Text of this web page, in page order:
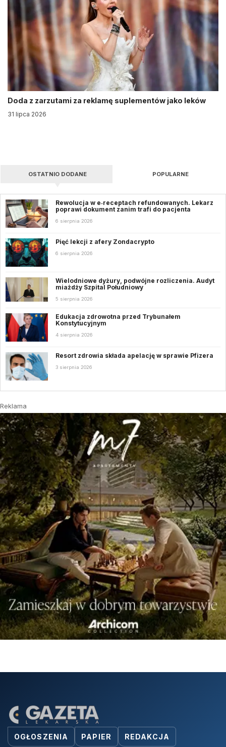
Doda z zarzutami za reklamę suplementów jako leków
31 lipca 2026
OSTATNIO DODANE POPULARNE
Rewolucja w e‑receptach refundowanych. Lekarz
poprawi dokument zanim trafi do pacjenta
6 sierpnia 2026
Pięć lekcji z afery Zondacrypto
6 sierpnia 2026
Wielodniowe dyżury, podwójne rozliczenia. Audyt
miażdży Szpital Południowy
5 sierpnia 2026
Edukacja zdrowotna przed Trybunałem
Konstytucyjnym
4 sierpnia 2026
Resort zdrowia składa apelację w sprawie Pfizera
3 sierpnia 2026
Reklama
OGŁOSZENIA PAPIER REDAKCJA